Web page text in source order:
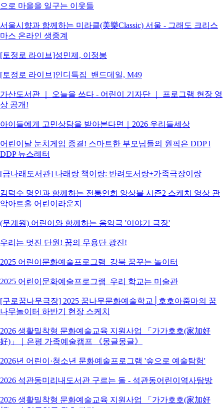
으로 마을을 일구는 이웃들
서울시향과 함께하는 미라클(美樂Classic) 서울 - 그래도 크리스
마스 온라인 생중계
[토정로 라이브]성민제, 이정봉
[토정로 라이브]인디특집_밴드데일, M49
가산도서관 ｜ 오늘을 쓰다 - 어린이 기자단 ｜ 프로그램 현장 영
상 공개!
아이들에게 고민상담을 받아본다면｜2026 우리들세상
어린이날 눈치게임 종결! 스마트한 부모님들의 원픽은 DDP l
DDP 뉴스레터
[금나래도서관] 나래랑 책이랑: 반려도서랑+가족극장이랑
김덕수 명인과 함께하는 전통연희 앙상블 시즌2 스케치 영상 관
악아트홀 어린이라운지
(무계원) 어린이와 함께하는 음악극 '이야기 극장'
우리는 멋진 단원! 꿈의 무용단 광진!
2025 어린이문화예술프로그램_강북 꿈꾸는 놀이터
2025 어린이문화예술프로그램_우리 학교는 미술관
[구로꿈나무극장] 2025 꿈나무문화예술학교│호호아줌마의 꿈
나무놀이터 하반기 현장 스케치
2026 생활밀착형 문화예술교육 지원사업 「가가호호(家加好
好)」｜은평 가족예술캠프 《몽글몽글》
2026년 어린이·청소년 문화예술프로그램 '숲으로 예술탐험'
2026 석관동미리내도서관 구르는 돌 - 석관동어린이역사탐방
2026 생활밀착형 문화예술교육 지원사업 「가가호호(家加好